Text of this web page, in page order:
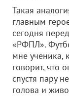
Такая
главным
сегодня
«РФПЛ».
мне ученика,
говорит, что
спустя пару
голова и